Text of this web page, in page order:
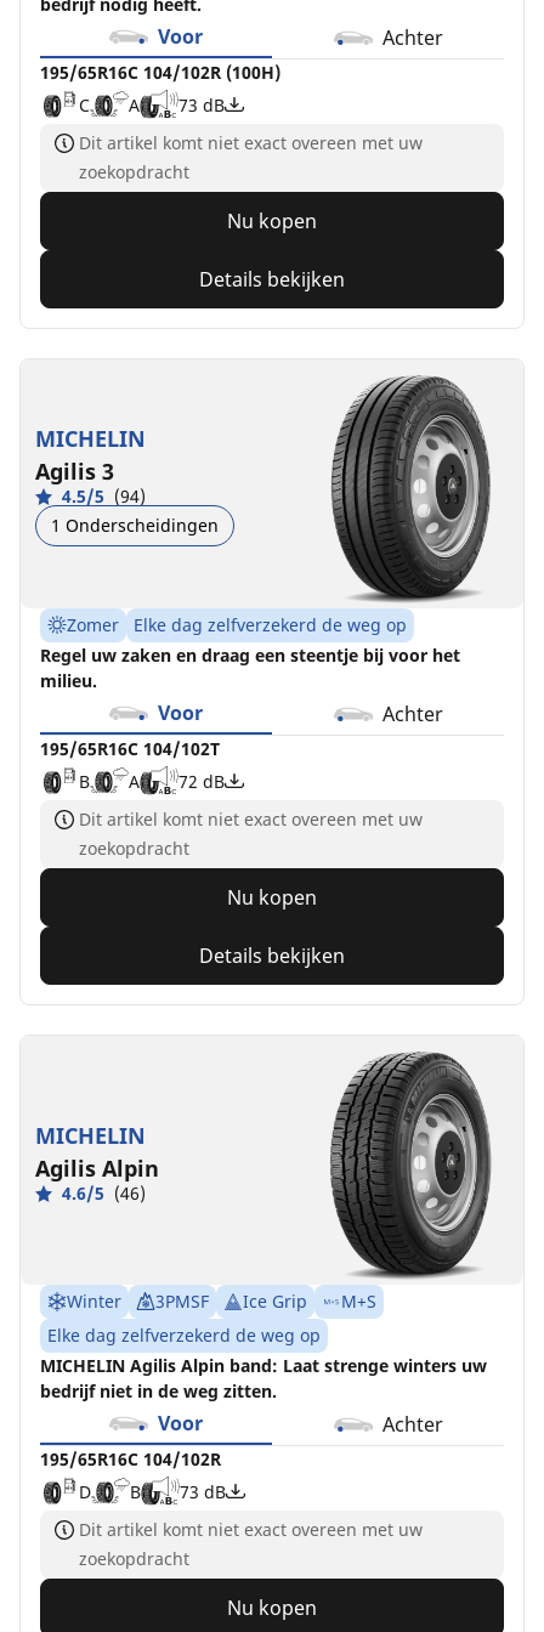
bedrijf nodig heeft.
Voor Achter
195/65R16C 104/102R (100H)
C
A
73 dB
Dit artikel komt niet exact overeen met uw
zoekopdracht
Nu kopen
Details bekijken
MICHELIN
Agilis 3
4.5/5 (94)
1 Onderscheidingen
Zomer
Elke dag zelfverzekerd de weg op
Regel uw zaken en draag een steentje bij voor het
milieu.
Voor Achter
195/65R16C 104/102T
B
A
72 dB
Dit artikel komt niet exact overeen met uw
zoekopdracht
Nu kopen
Details bekijken
MICHELIN
Agilis Alpin
4.6/5 (46)
Winter 3PMSF Ice Grip
M+S
Elke dag zelfverzekerd de weg op
MICHELIN Agilis Alpin band: Laat strenge winters uw
bedrijf niet in de weg zitten.
Voor Achter
195/65R16C 104/102R
D
B
73 dB
Dit artikel komt niet exact overeen met uw
zoekopdracht
Nu kopen